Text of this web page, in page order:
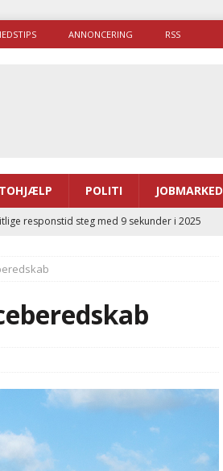
ANNONCERING RSS
POLITI JOBMARKED
responstid steg med 9 sekunder i 2025
kan sende 400.000 kørsler over
tid på at komme af sted i 2025
bliver lovpligtige ved arbejde i